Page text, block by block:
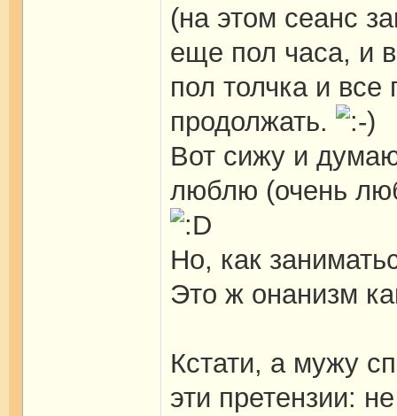
(на этом сеанс
еще пол часа, и
пол толчка и
продолжать.
Вот сижу и
люблю (очень
Но, как
Это ж онанизм
Кстати, а мужу
эти претензии: